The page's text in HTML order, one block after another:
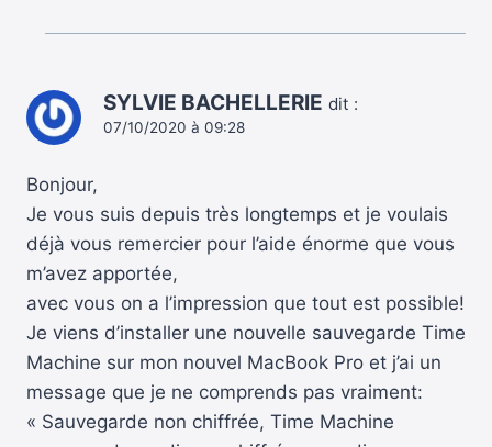
SYLVIE BACHELLERIE dit :
07/10/2020 à 09:28
Bonjour,
Je vous suis depuis très longtemps et je voulais
déjà vous remercier pour l’aide énorme que vous
m’avez apportée,
avec vous on a l’impression que tout est possible!
Je viens d’installer une nouvelle sauvegarde Time
Machine sur mon nouvel MacBook Pro et j’ai un
message que je ne comprends pas vraiment:
« Sauvegarde non chiffrée, Time Machine